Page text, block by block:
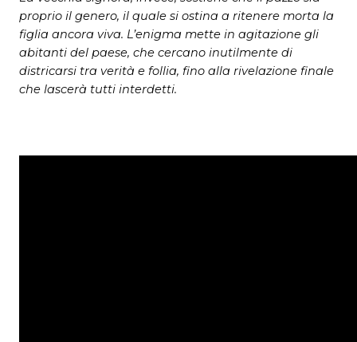
proprio il genero, il quale si ostina a ritenere morta la
figlia ancora viva. L’enigma mette in agitazione gli
abitanti del paese, che cercano inutilmente di
districarsi tra verità e follia, fino alla rivelazione finale
che lascerà tutti interdetti.